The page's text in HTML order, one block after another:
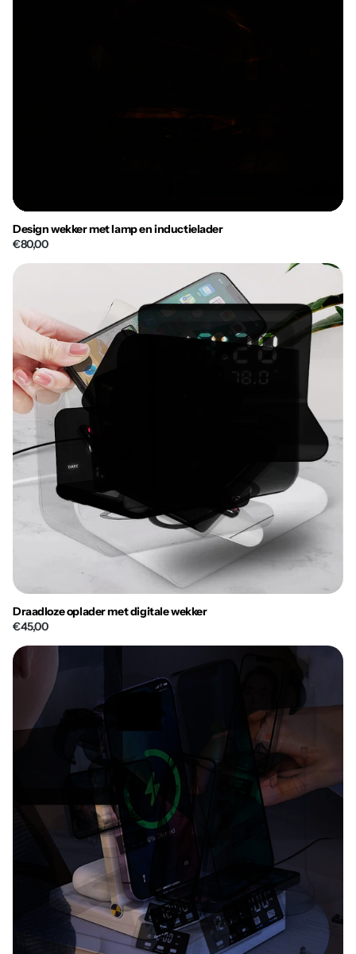
Design wekker met lamp en inductielader
€80,00
Draadloze oplader met digitale wekker
€45,00